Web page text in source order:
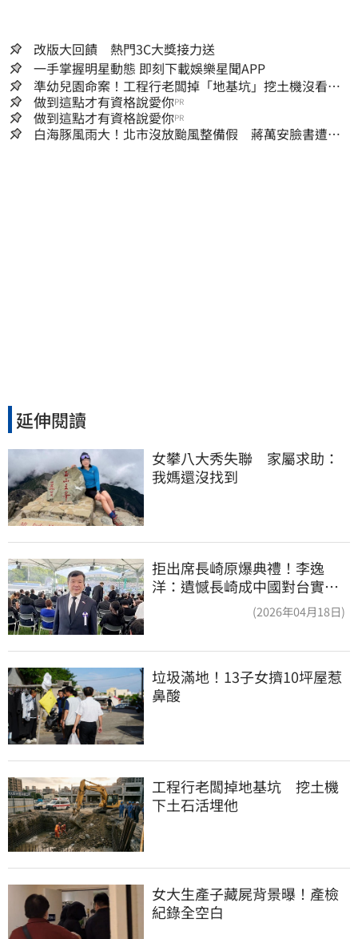
改版大回饋 熱門3C大獎接力送
一手掌握明星動態 即刻下載娛樂星聞APP
準幼兒園命案！工程行老闆掉「地基坑」挖土機沒看
到…下土石活埋他
做到這點才有資格說愛你PR
做到這點才有資格說愛你PR
白海豚風雨大！北市沒放颱風整備假 蔣萬安臉書遭網
延伸閱讀
女攀八大秀失聯　家屬求助：
我媽還沒找到
拒出席長崎原爆典禮！李逸
洋：遺憾長崎成中國對台實施
法律戰的執行工具(2026年04月18日)
垃圾滿地！13子女擠10坪屋惹
鼻酸
工程行老闆掉地基坑　挖土機
下土石活埋他
女大生產子藏屍背景曝！產檢
紀錄全空白